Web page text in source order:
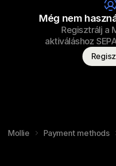
Még nem
Regisztrálj a
aktiváláshoz
Mollie Payment methods